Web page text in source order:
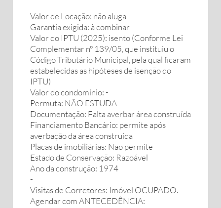
Valor de Locação: não aluga
Garantia exigida: à combinar
Valor do IPTU (2025): isento (Conforme Lei
Complementar nº 139/05, que instituiu o
Código Tributário Municipal, pela qual ficaram
estabelecidas as hipóteses de isenção do
IPTU)
Valor do condomínio: -
Permuta: NÃO ESTUDA
Documentação: Falta averbar área construída
Financiamento Bancário: permite após
averbação da área construída
Placas de imobiliárias: Não permite
Estado de Conservação: Razoável
Ano da construção: 1974
-
Visitas de Corretores: Imóvel OCUPADO.
Agendar com ANTECEDÊNCIA: